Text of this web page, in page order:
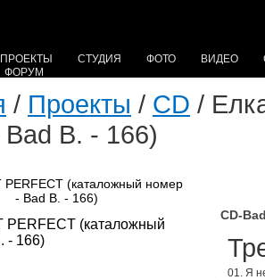
ПРОЕКТЫ СТУДИЯ ФОТО ВИДЕО
ФОРУМ
/ Проекты / CD /
B. - 166)
PERFECT (каталожный номер
- Bad B. - 166)
CD-
01. Я